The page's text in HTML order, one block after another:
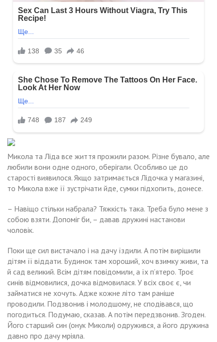
Микола та Ліда все життя прожили разом. Різне бувало, але
любили вони одне одного, оберігали. Особливо це до
старості виявилося. Якщо затримається Лідочка у магазині,
то Микола вже її зустрічати йде, сумки підхопить, донесе.
– Навіщо стільки набрала? Тяжкість така. Треба було мене з
собою взяти. Допоміг би, – давав дружині настанови
чоловік.
Поки ще сил вистачало і на дачу їздили. А потім вирішили
дітям її віддати. Будинок там хороший, хоч взимку живи, та
й сад великий. Всім дітям повідомили, а їх п’ятеро. Троє
синів відмовилися, дочка відмовилася. У всіх своє є, чи
займатися не хочуть. Адже кожне літо там раніше
проводили. Подзвонив і молодшому, не сподівався, що
погодиться. Подумаю, сказав. А потім передзвонив. Згоден.
Його старший син (онук Миколи) одружився, а його дружина
давно про дачу мріяла.